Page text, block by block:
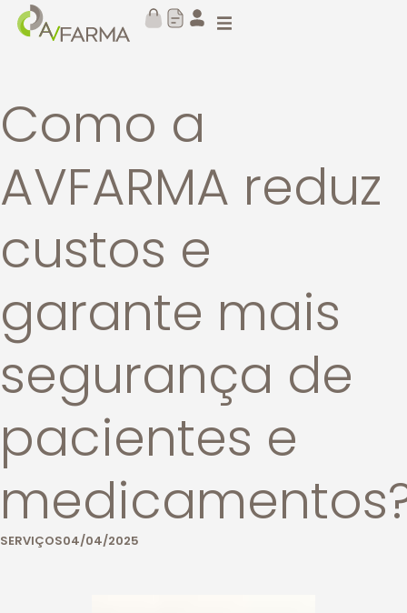
Como a
AVFARMA reduz
custos e
garante mais
segurança de
pacientes e
SERVIÇOS04/04/2025